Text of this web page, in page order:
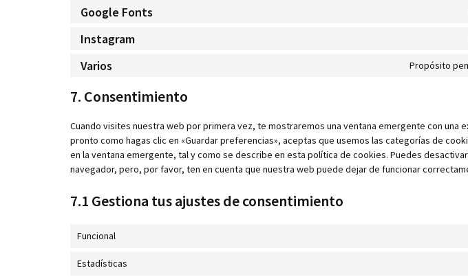
Google Fonts
Instagram
Varios Propósito
7. Consentimiento
Cuando visites nuestra web por primera vez, te mostraremos una ventana emergente con una
pronto como hagas clic en «Guardar preferencias», aceptas que usemos las categorías de
en la ventana emergente, tal y como se describe en esta política de cookies. Puedes
navegador, pero, por favor, ten en cuenta que nuestra web puede dejar de funcionar
7.1 Gestiona tus ajustes de consentimiento
Funcional
Estadísticas